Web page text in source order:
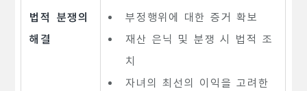
법적 분쟁의
해결
부정행위에 대한 증거 확보
재산 은닉 및 분쟁 시 법적 조
치
자녀의 최선의 이익을 고려한